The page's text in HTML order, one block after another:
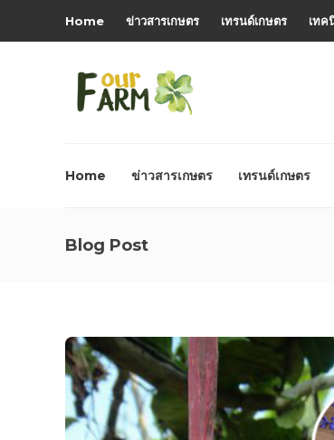
Home ข่าวสารเกษตร เทรนด์เกษตร เทค
Home ข่าวสารเกษตร เทรนด์เกษตร
Blog Post